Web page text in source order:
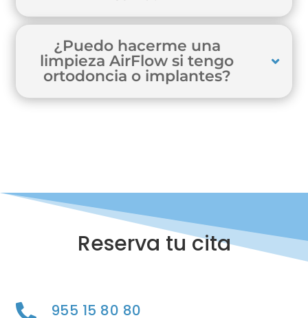
¿Puedo hacerme una
limpieza AirFlow si tengo
ortodoncia o implantes?
Reserva tu cita
 955 15 80 80